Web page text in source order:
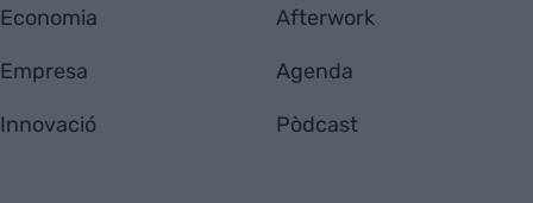
Economia
Empresa
Innovació
Afterwork
Agenda
Pòdcast